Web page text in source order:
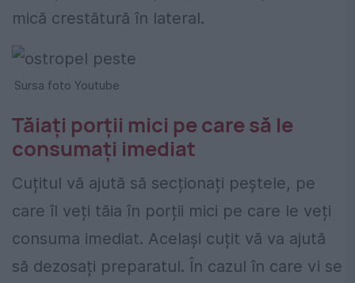
mică crestătură în lateral.
Sursa foto Youtube
Tăiați porții mici pe care să le
consumați imediat
Cuțitul vă ajută să secționați peștele, pe
care îl veți tăia în porții mici pe care le veți
consuma imediat. Același cuțit vă va ajută
să dezosați preparatul. În cazul în care vi se